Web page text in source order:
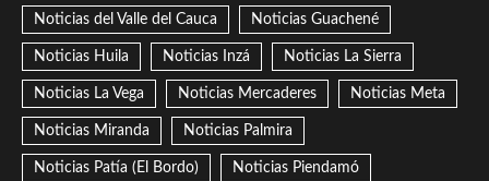
Noticias del Valle del Cauca Noticias Guachené
Noticias Huila Noticias Inzá Noticias La Sierra
Noticias La Vega Noticias Mercaderes Noticias Meta
Noticias Miranda Noticias Palmira
Noticias Patía (El Bordo) Noticias Piendamó